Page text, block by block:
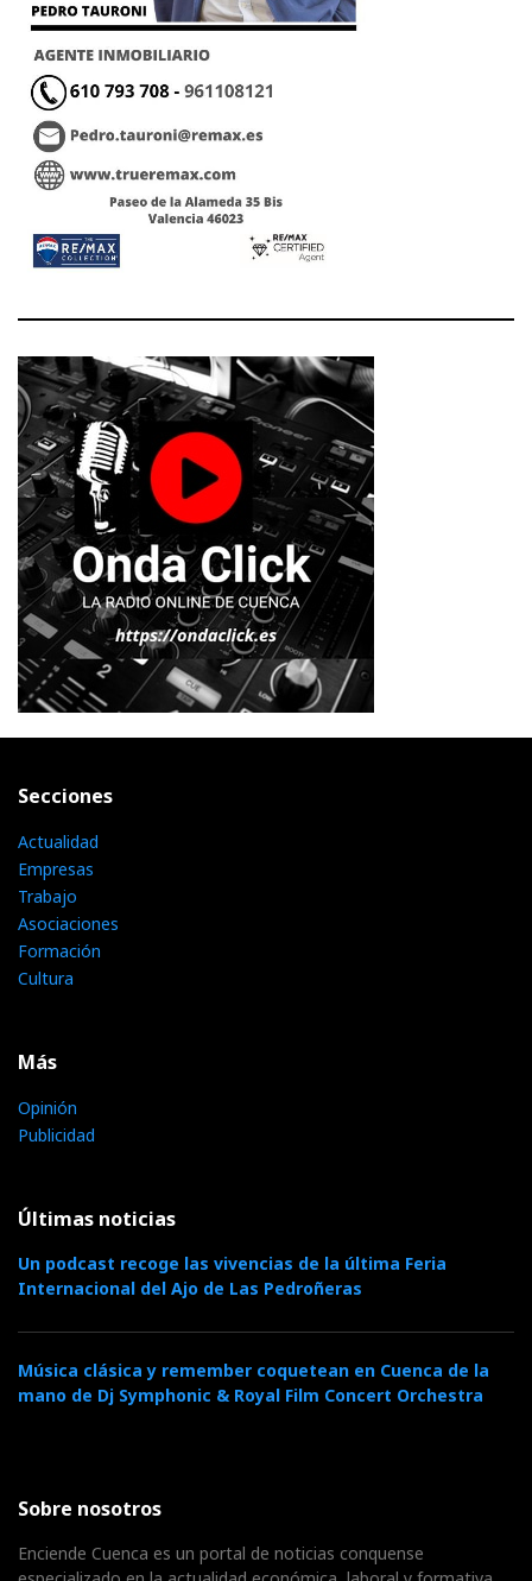
Secciones
Actualidad
Empresas
Trabajo
Asociaciones
Formación
Cultura
Más
Opinión
Publicidad
Últimas noticias
Un podcast recoge las vivencias de la última Feria
Internacional del Ajo de Las Pedroñeras
Música clásica y remember coquetean en Cuenca de la
mano de Dj Symphonic & Royal Film Concert Orchestra
Sobre nosotros
Enciende Cuenca es un portal de noticias conquense